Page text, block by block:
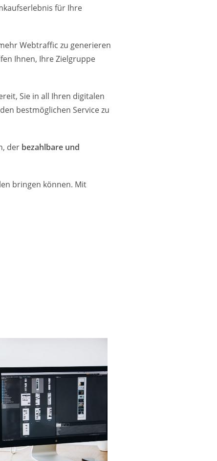
für Ihre
Webtraffic zu generieren
Ihnen, Ihre Zielgruppe
Sie in all Ihren digitalen
bestmöglichen Service zu
der bezahlbare und
bringen können. Mit